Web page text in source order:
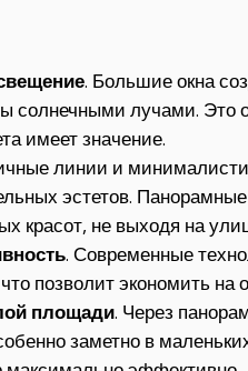
. Большие окна
солнечными лучами. Это
имеет значение.
линии и
эстетов.
красот, не выходя на
. Современные
позволит экономить на
площади. Через
заметно в